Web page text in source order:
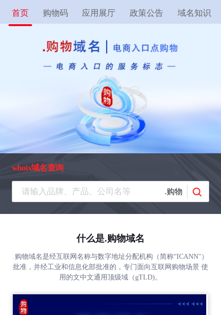
首页 购物码 应用展厅 政策公告 域名知识
whois域名查询
.购物
什么是.购物域名
.购物域名是经互联网名称与数字地址分配机构（简称“ICANN"）
批准，并经工业和信息化部批准的，专门面向互联网购物场景 使
用的文中文通用顶级域（gTLD)。